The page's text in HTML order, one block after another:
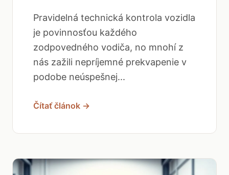
Pravidelná technická kontrola vozidla
je povinnosťou každého
zodpovedného vodiča, no mnohí z
nás zažili nepríjemné prekvapenie v
podobe neúspešnej...
Čítať článok →